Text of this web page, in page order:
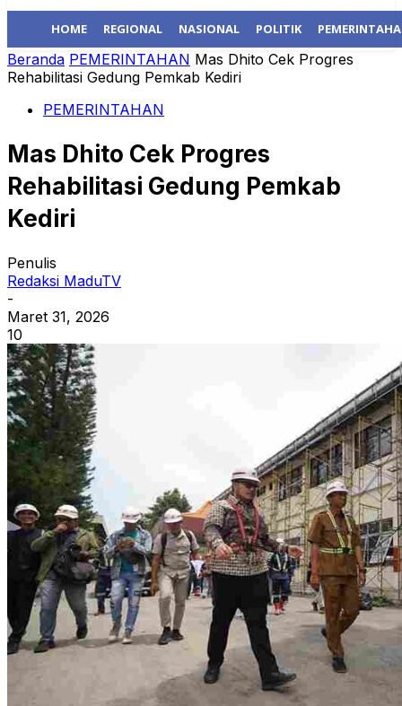
HOME REGIONAL NASIONAL POLITIK
Beranda PEMERINTAHAN Mas Dhito Cek Progres
Rehabilitasi Gedung Pemkab Kediri
PEMERINTAHAN
Mas Dhito Cek Progres
Rehabilitasi Gedung Pemkab
Kediri
Penulis
Redaksi MaduTV
-
Maret 31, 2026
10